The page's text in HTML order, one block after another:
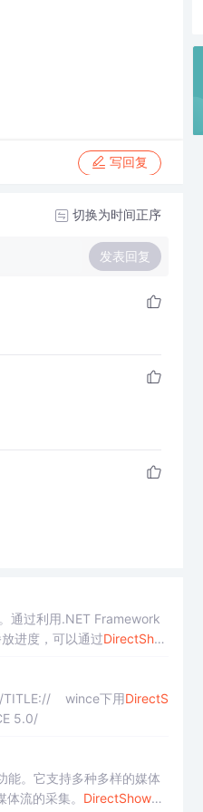
写回复
切换为时间正序
发表回复
通过利用.NET Framework
进度，可以通过DirectSho
TITLE:// wince下用DirectS
5.0/
能。它支持多种多样的媒体
流的采集。 DirectShow整